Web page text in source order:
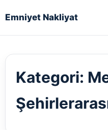
Emniyet Nakliyat
Kategori: